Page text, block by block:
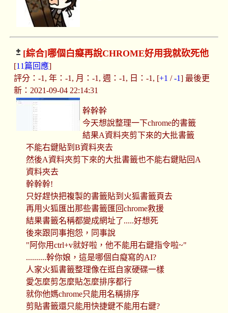
[綜合]哪個白癡再說CHROME好用我就砍死他
[11篇回應]
評分：-1, 年：-1, 月：-1, 週：-1, 日：-1, [+1 /-1] 最後更
新：2021-09-04 22:14:31
幹幹幹
今天想說整理一下chrome的書籤
結果A資料夾剪下來的大批書籤
不能右鍵貼到B資料夾去
然後A資料夾剪下來的大批書籤也不能右鍵貼回A
資料夾去
幹幹幹!
只好趕快把複製的書籤貼到火狐書籤頁去
再用火狐匯出那些書籤匯回chrome救援
結果書籤名稱都變成網址了.....好想死
後來跟同事抱怨，同事說
"阿你用ctrl+v就好啦，他不能用右鍵指令啦~"
..........幹你娘，這是哪個白癡寫的AI?
人家火狐書籤整理像在逛自家硬碟一樣
愛怎麼剪怎麼貼怎麼排序都行
就你他媽chrome只能用名稱排序
剪貼書籤還只能用快捷鍵不能用右鍵?